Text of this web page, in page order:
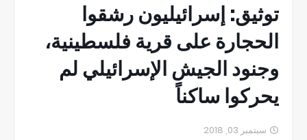
توثيق: إسرائيليون رشقوا
الحجارة على قرية فلسطينية،
وجنود الجيش الإسرائيلي لم
يحركوا ساكناً
سبتمبر 03, 2018